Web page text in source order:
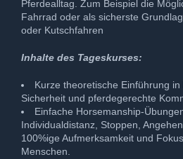
Pferdealltag. Zum Beispiel die
Fahrrad oder als sicherste
oder Kutschfahren
Inhalte des Tageskurses:
Kurze theoretische Einführung in
Sicherheit und pferdegerechte
Einfache Horsemanship-
Individualdistanz, Stoppen,
100%ige Aufmerksamkeit und
Menschen.